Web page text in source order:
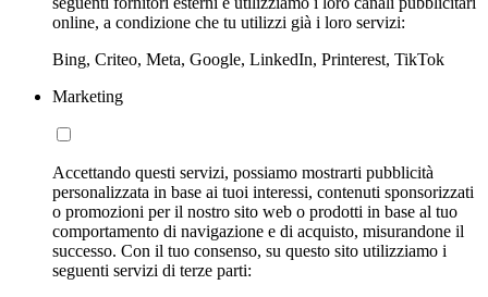
online, a condizione che tu utilizzi già i loro servizi:
Bing, Criteo, Meta, Google, LinkedIn, Printerest, TikTok
Marketing
Accettando questi servizi, possiamo mostrarti pubblicità
personalizzata in base ai tuoi interessi, contenuti sponsorizzati
o promozioni per il nostro sito web o prodotti in base al tuo
comportamento di navigazione e di acquisto, misurandone il
successo. Con il tuo consenso, su questo sito utilizziamo i
seguenti servizi di terze parti: